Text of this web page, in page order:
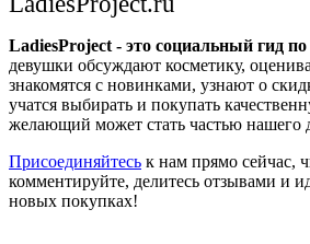
LadiesProject - это социальный гид по
девушки обсуждают косметику,
знакомятся с новинками, узнают о
учатся выбирать и покупать
желающий может стать частью нашего
Присоединяйтесь к нам прямо сейчас,
комментируйте, делитесь отзывами и
новых покупках!